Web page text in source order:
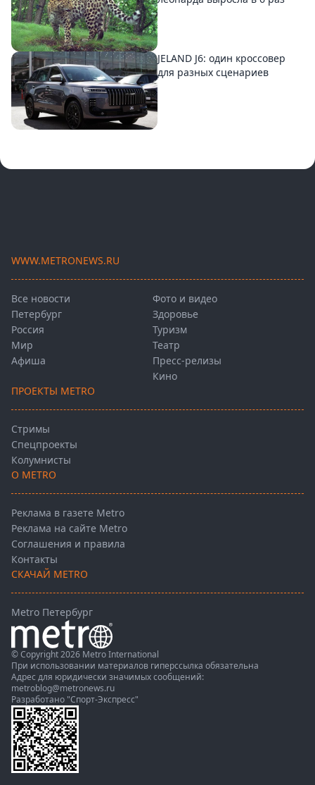
JELAND J6: один кроссовер
для разных сценариев
WWW.METRONEWS.RU
Все новости
Петербург
Россия
Мир
Афиша
Фото и видео
Здоровье
Туризм
Театр
Пресс-релизы
Кино
ПРОЕКТЫ METRO
Стримы
Спецпроекты
Колумнисты
О METRO
Реклама в газете Metro
Реклама на сайте Metro
Соглашения и правила
Контакты
СКАЧАЙ METRO
Metro Петербург
© Copyright 2026 Metro International
При использовании материалов гиперссылка обязательна
Адрес для юридически значимых сообщений:
metroblog@metronews.ru
Разработано "Спорт-Экспресс"